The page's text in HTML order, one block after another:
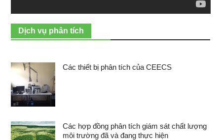
Dịch vụ phân tích
Các thiết bị phân tích của CEECS
Các hợp đồng phân tích giám sát chất lượng
môi trường đã và đang thực hiện